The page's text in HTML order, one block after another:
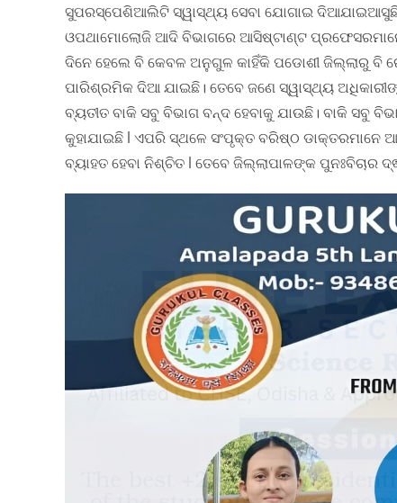
ସୁପରସ୍ପେଶିଆଲିଟି ସ୍ୱାସ୍ଥ୍ୟ ସେବା ଯୋଗାଇ
ଓପଥାମାେଲୋଜି ଆଦି ବିଭାଗରେ ଆସିଷ୍ଟାଣ୍ଟ
ଦିନେ ହେଲେ ବି କେବଳ ଅନୁଗୁଳ କାହିଁକି ପଡୋଶୀ ଜିଲ୍ଲାରୁ
ପାରିଶ୍ରମିକ ଦିଆ ଯାଇଛି। ତେବେ ଜଣେ ସ୍ୱାସ୍ଥ୍ୟ
ବ୍ୟତୀତ ବାକି ସବୁ ବିଭାଗ ବନ୍ଦ ହେବାକୁ ଯାଉଛି। ବାକି ସବୁ
କୁହାଯାଇଛି l ଏପରି ସ୍ଥଳେ ସଂପୃକ୍ତ ବରିଷ୍ଠ ଡାକ୍ତରମାନେ
ବ୍ୟାହତ ହେବା ନିଶ୍ଚିତ l ତେବେ ଜିଲ୍ଲାପାଳଙ୍କ ପୁନଃବିଚାର